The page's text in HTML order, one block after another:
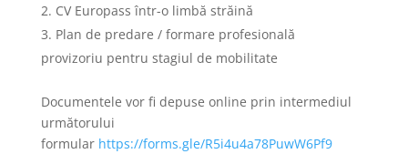
CV Europass într-o limbă străină
Plan de predare / formare profesională
provizoriu pentru stagiul de mobilitate
Documentele vor fi depuse online prin intermediul
următorului
formular https://forms.gle/R5i4u4a78PuwW6Pf9